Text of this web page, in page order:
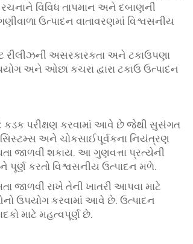
વિવિધ તાપમાન અને દબાણની
ઉત્પાદન વાતાવરણમાં વિશ્વસનીય
રીલીઝની અસરકારકતા અને ટકાઉપણા
અને ઓછા કચરા દ્વારા ટકાઉ ઉત્પાદન
કડક પરીક્ષણ કરવામાં આવે છે જેથી સુસંગત
સિસ્ટમ્સ અને ચોકસાઈપૂર્વકના નિયંત્રણ
જાળવી શકાય. આ ગુણવત્તા પ્રત્યેની
પૂર્ણ કરતો વિશ્વસનીય ઉત્પાદન મળે.
જાળવી રાખે તેની ખાતરી આપવા માટે
ઉપયોગ કરવામાં આવે છે. ઉત્પાદન
માટે મહત્વપૂર્ણ છે.